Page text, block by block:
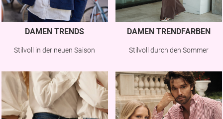
DAMEN TRENDS
Stilvoll in der neuen Saison
DAMEN TRENDFARBEN
Stilvoll durch den Sommer